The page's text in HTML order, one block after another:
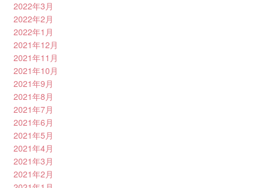
2022年3月
2022年2月
2022年1月
2021年12月
2021年11月
2021年10月
2021年9月
2021年8月
2021年7月
2021年6月
2021年5月
2021年4月
2021年3月
2021年2月